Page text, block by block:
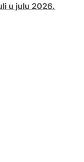
u julu 2026.